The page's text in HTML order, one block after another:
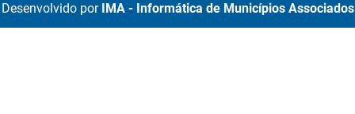
Desenvolvido por IMA - Informática de Municípios Associados